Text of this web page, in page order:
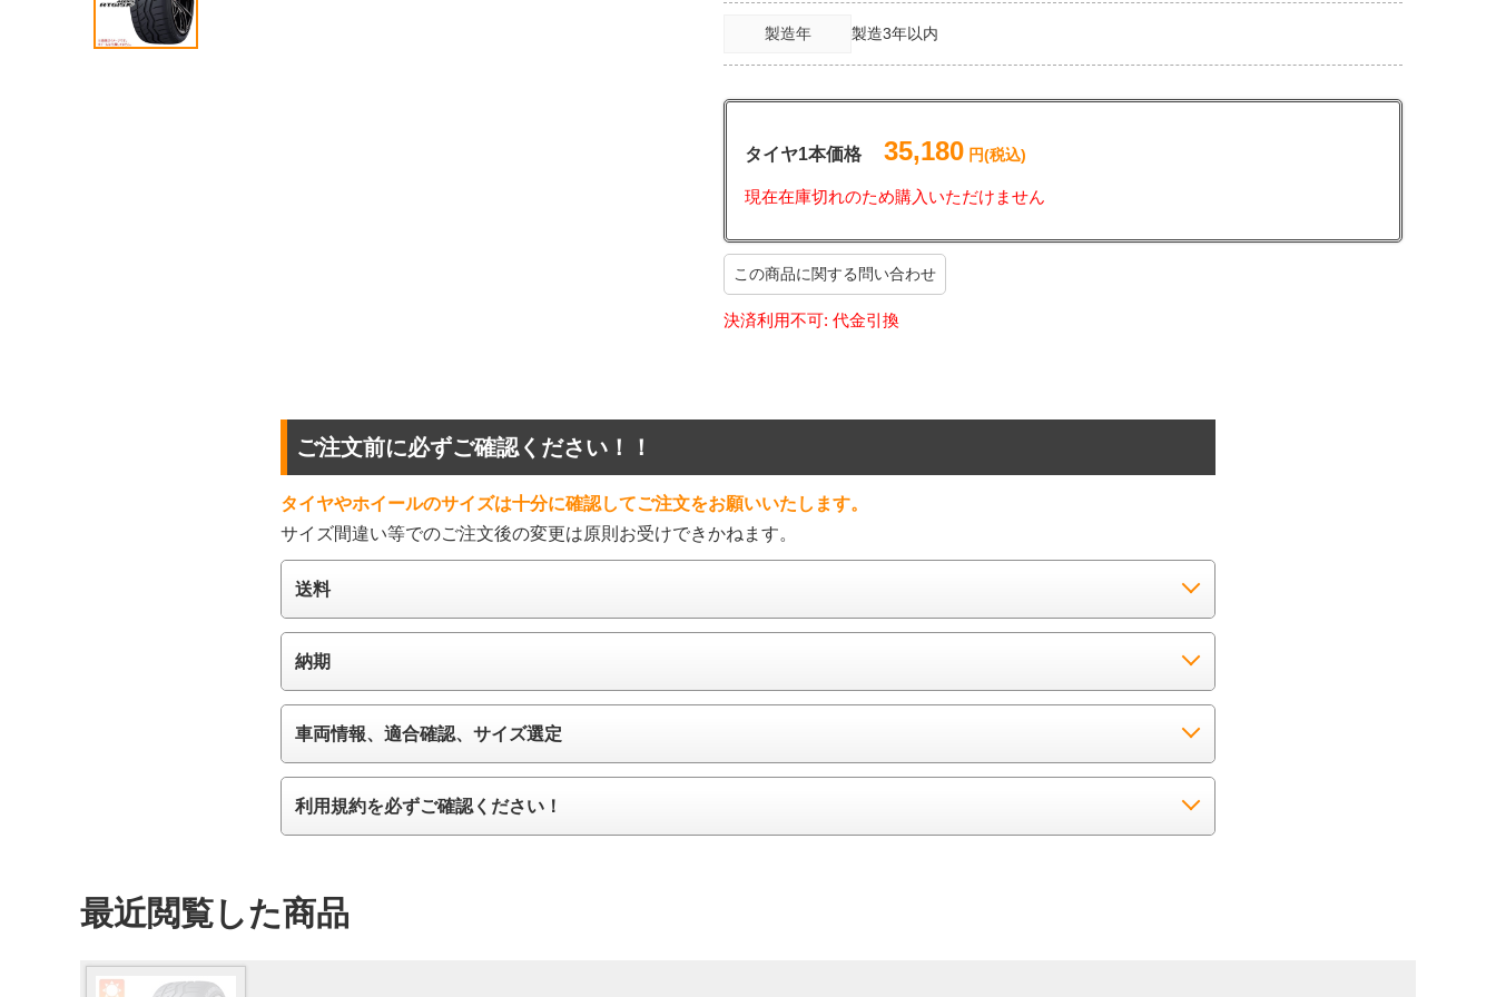
製造年 製造3年以内
タイヤ1本価格 35,180 円(税込)
現在在庫切れのため購入いただけません
この商品に関する問い合わせ
決済利用不可: 代金引換
ご注文前に必ずご確認ください！！
タイヤやホイールのサイズは十分に確認してご注文をお願いいたします。
サイズ間違い等でのご注文後の変更は原則お受けできかねます。
送料
納期
車両情報、適合確認、サイズ選定
利用規約を必ずご確認ください！
最近閲覧した商品